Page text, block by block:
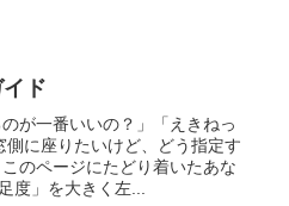
ド
が一番いいの？」「えきねっ
に座りたいけど、どう指定す
のページにたどり着いたあな
度」を大きく左...